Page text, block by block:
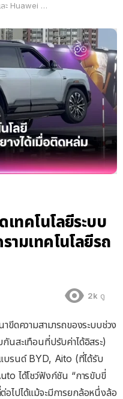
บบขับเคลื่อน 3 ล้อ ในสงครามเทคโนโลยีรถ SUV ของจีน
ทคโนโลยีระบบ
ามเทคโนโลยีรถ
2k ดู
ดความสามารถของระบบช่วง
สะเทือนที่ปรับค่าได้อิสระ)
บรนด์ BYD, Aito (ที่ได้รับ
ได้โชว์ฟังก์ชัน “การขับขี่
อไปได้แม้จะมีการยกล้อหนึ่งล้อ